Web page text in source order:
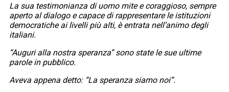
La sua testimonianza di uomo mite e coraggioso, sempre
aperto al dialogo e capace di rappresentare le istituzioni
democratiche ai livelli più alti, è entrata nell’animo degli
italiani.
“Auguri alla nostra speranza” sono state le sue ultime
parole in pubblico.
Aveva appena detto: “La speranza siamo noi”.